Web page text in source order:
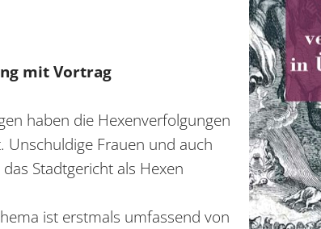
mit Vortrag
haben die Hexenverfolgungen
Unschuldige Frauen und auch
Stadtgericht als Hexen
ist erstmals umfassend von